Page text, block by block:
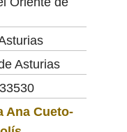
Asturias
33530
Ana Cueto-